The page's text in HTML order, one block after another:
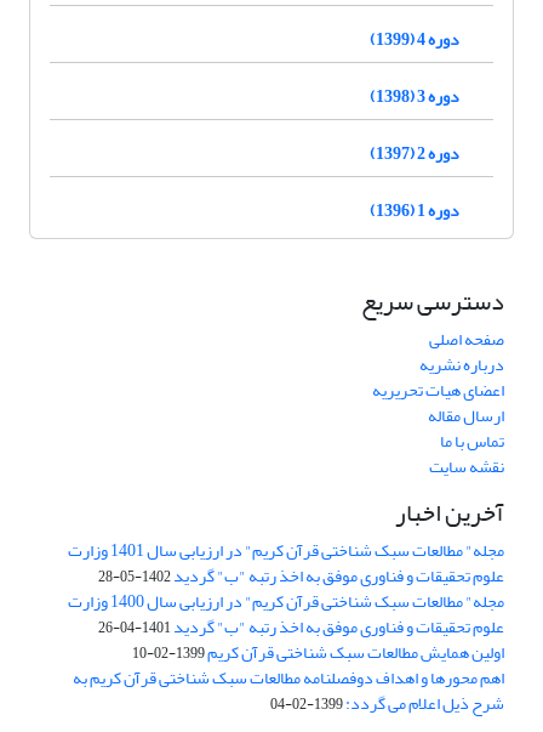
دوره 4 (1399)
دوره 3 (1398)
دوره 2 (1397)
دوره 1 (1396)
دسترسی سریع
صفحه اصلی
درباره نشریه
اعضای هیات تحریریه
ارسال مقاله
تماس با ما
نقشه سایت
آخرین اخبار
مجله" مطالعات سبک شناختی قرآن کریم" در ارزیابی سال 1401 وزارت
علوم تحقیقات و فناوری موفق به اخذ رتبه "ب" گردید1402-05-28
مجله" مطالعات سبک شناختی قرآن کریم" در ارزیابی سال 1400 وزارت
علوم تحقیقات و فناوری موفق به اخذ رتبه "ب" گردید1401-04-26
اولین همایش مطالعات سبک شناختی قرآن کریم1399-02-10
اهم محورها و اهداف دوفصلنامه مطالعات سبک شناختی قرآن کریم به
شرح ذیل اعلام می گردد:1399-02-04